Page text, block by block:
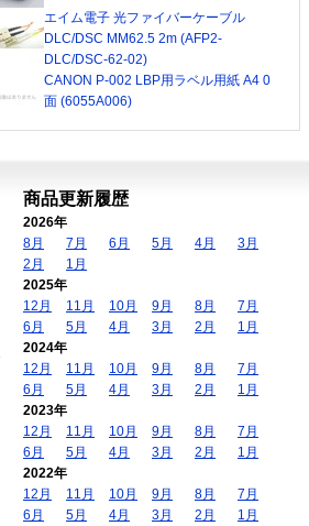
エイム電子 光ファイバーケーブル
DLC/DSC MM62.5 2m (AFP2-
DLC/DSC-62-02)
CANON P-002 LBP用ラベル用紙 A4 0
面 (6055A006)
商品更新履歴
2026年
8月
7月 6月 5月 4月
3月
2月
1月
2025年
12月
11月 10月 9月 8月
7月
6月
5月 4月 3月 2月
1月
2024年
12月
11月 10月 9月 8月
7月
6月
5月 4月 3月 2月
1月
2023年
12月
11月 10月 9月 8月
7月
6月
5月 4月 3月 2月
1月
2022年
12月
11月 10月 9月 8月
7月
6月
5月 4月 3月 2月
1月